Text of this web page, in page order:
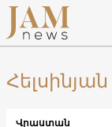
Վրաստան